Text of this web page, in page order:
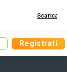
Scarica
Registrati